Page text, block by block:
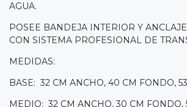
AGUA.
POSEE BANDEJA INTERIOR Y
CON SISTEMA PROFESIONAL DE
MEDIDAS:
BASE: 32 CM ANCHO, 40 CM FONDO,
MEDIO: 32 CM ANCHO, 30 CM FONDO,